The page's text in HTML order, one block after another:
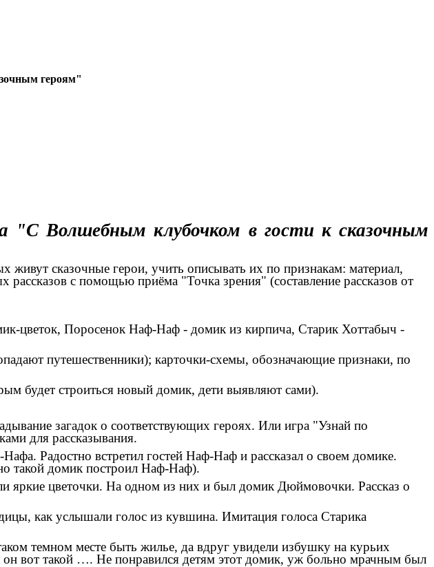
героям"
"С Волшебным клубочком в гости к сказочным
живут сказочные герои, учить описывать их по признакам: материал,
рассказов с помощью приёма "Точка зрения" (составление рассказов от
цветок, Поросенок Наф-Наф - домик из кирпича, Старик Хоттабыч -
путешественники); карточки-схемы, обозначающие признаки, по
будет строиться новый домик, дети выявляют сами).
загадок о соответствующих героях. Или игра "Узнай по
для рассказывания.
Радостно встретил гостей Наф-Наф и рассказал о своем домике.
такой домик построил Наф-Наф).
яркие цветочки. На одном из них и был домик Дюймовочки. Рассказ о
как услышали голос из кувшина. Имитация голоса Старика
темном месте быть жилье, да вдруг увидели избушку на курьих
вот такой …. Не понравился детям этот домик, уж больно мрачным был